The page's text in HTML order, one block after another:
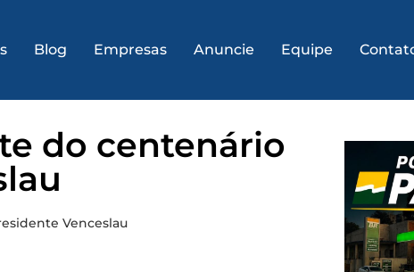
Blog Empresas Anuncie Equipe
do centenário
Venceslau